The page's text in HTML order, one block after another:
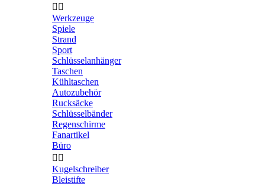
 
Werkzeuge
Spiele
Strand
Sport
Schlüsselanhänger
Taschen
Kühltaschen
Autozubehör
Rucksäcke
Schlüsselbänder
Regenschirme
Fanartikel
Büro
 
Kugelschreiber
Bleistifte